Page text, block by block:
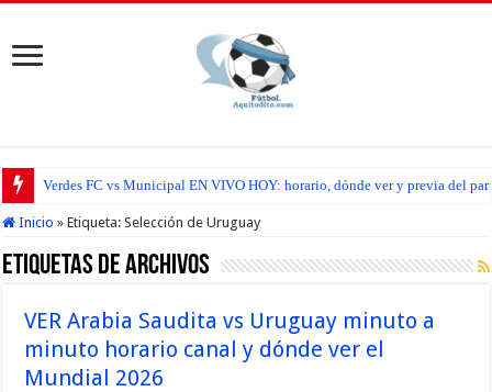
Verdes FC vs Municipal EN VIVO HOY: horario, dónde ver y previa del
Inicio » Etiqueta:Selección de Uruguay
Etiquetas de Archivos
VER Arabia Saudita vs Uruguay minuto a
minuto horario canal y dónde ver el
Mundial 2026